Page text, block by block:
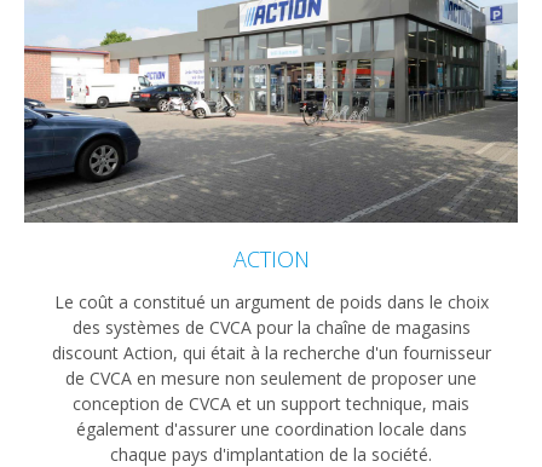
ACTION
Le coût a constitué un argument de poids dans le choix
des systèmes de CVCA pour la chaîne de magasins
discount Action, qui était à la recherche d'un fournisseur
de CVCA en mesure non seulement de proposer une
conception de CVCA et un support technique, mais
également d'assurer une coordination locale dans
chaque pays d'implantation de la société.